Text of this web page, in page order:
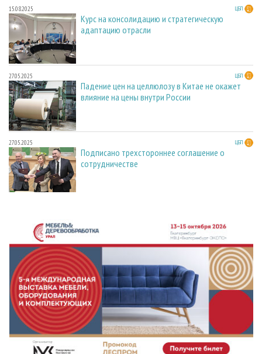
15.08.2025 ЦБП
Курс на консолидацию и стратегическую
адаптацию отрасли
27.05.2025 ЦБП
Падение цен на целлюлозу в Китае не окажет
влияние на цены внутри России
27.05.2025 ЦБП
Подписано трехстороннее соглашение о
сотрудничестве